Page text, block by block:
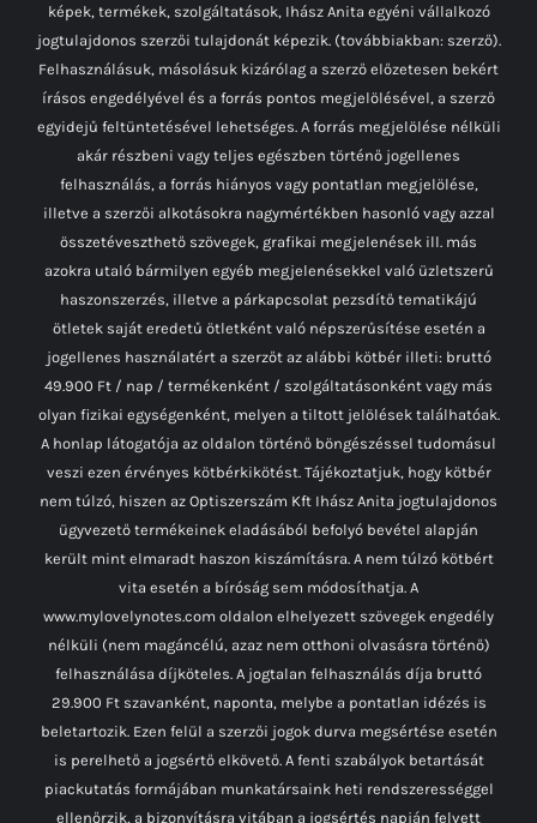
képek, termékek, szolgáltatások, Ihász Anita egyéni vállalkozó
jogtulajdonos szerzői tulajdonát képezik. (továbbiakban: szerző).
Felhasználásuk, másolásuk kizárólag a szerző előzetesen bekért
írásos engedélyével és a forrás pontos megjelölésével, a szerző
egyidejű feltüntetésével lehetséges. A forrás megjelölése nélküli
akár részbeni vagy teljes egészben történő jogellenes
felhasználás, a forrás hiányos vagy pontatlan megjelölése,
illetve a szerzői alkotásokra nagymértékben hasonló vagy azzal
összetéveszthető szövegek, grafikai megjelenések ill. más
azokra utaló bármilyen egyéb megjelenésekkel való üzletszerű
haszonszerzés, illetve a párkapcsolat pezsdítő tematikájú
ötletek saját eredetű ötletként való népszerűsítése esetén a
jogellenes használatért a szerzőt az alábbi kötbér illeti: bruttó
49.900 Ft / nap / termékenként / szolgáltatásonként vagy más
olyan fizikai egységenként, melyen a tiltott jelölések találhatóak.
A honlap látogatója az oldalon történő böngészéssel tudomásul
veszi ezen érvényes kötbérkikötést. Tájékoztatjuk, hogy kötbér
nem túlzó, hiszen az Optiszerszám Kft Ihász Anita jogtulajdonos
ügyvezető termékeinek eladásából befolyó bevétel alapján
került mint elmaradt haszon kiszámításra. A nem túlzó kötbért
vita esetén a bíróság sem módosíthatja. A
www.mylovelynotes.com oldalon elhelyezett szövegek engedély
nélküli (nem magáncélú, azaz nem otthoni olvasásra történő)
felhasználása díjköteles. A jogtalan felhasználás díja bruttó
29.900 Ft szavanként, naponta, melybe a pontatlan idézés is
beletartozik. Ezen felül a szerzői jogok durva megsértése esetén
is perelhető a jogsértő elkövető. A fenti szabályok betartását
piackutatás formájában munkatársaink heti rendszerességgel
ellenőrzik, a bizonyításra vitában a jogsértés napján felvett